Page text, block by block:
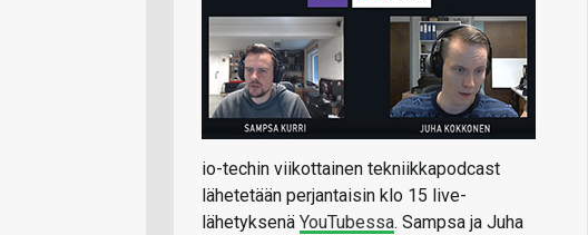
io-techin viikottainen tekniikkapodcast
lähetetään perjantaisin klo 15 live-
lähetyksenä YouTubessa. Sampsa ja Juha